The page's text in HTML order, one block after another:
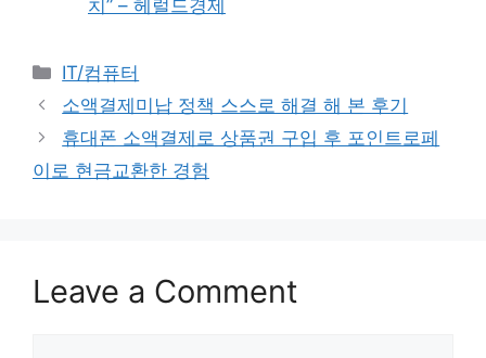
치” – 헤럴드경제
Categories
IT/컴퓨터
소액결제미납 정책 스스로 해결 해 본 후기
휴대폰 소액결제로 상품권 구입 후 포인트로페
이로 현금교환한 경험
Leave a Comment